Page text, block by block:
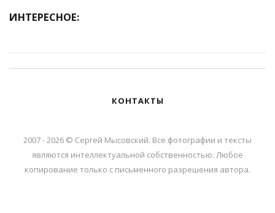
ИНТЕРЕСНОЕ:
КОНТАКТЫ
2007 - 2026 © Сергей Мысовский. Все фотографии и тексты
являются интеллектуальной собственностью. Любое
копирование только с письменного разрешения автора.